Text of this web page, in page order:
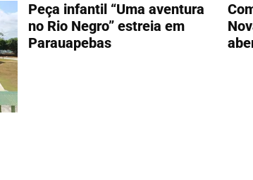
Peça infantil “Uma aventura
no Rio Negro” estreia em
Parauapebas